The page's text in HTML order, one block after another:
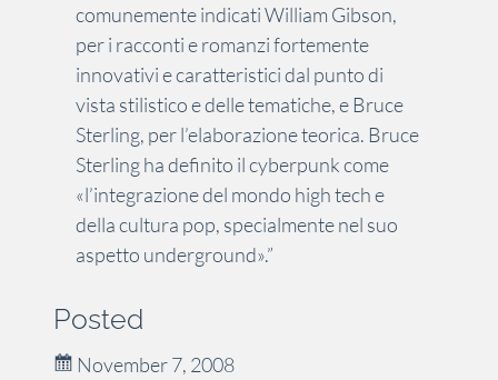
comunemente indicati William Gibson,
per i racconti e romanzi fortemente
innovativi e caratteristici dal punto di
vista stilistico e delle tematiche, e Bruce
Sterling, per l’elaborazione teorica. Bruce
Sterling ha definito il cyberpunk come
«l’integrazione del mondo high tech e
della cultura pop, specialmente nel suo
aspetto underground».”
Posted
November 7, 2008